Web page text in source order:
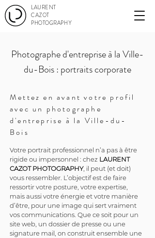
LAURENT
CAZOT
PHOTOGRAPHY
Photographe d'entreprise à la Ville-
du-Bois : portraits corporate
Mettez en avant votre profil
avec un photographe
d'entreprise à la Ville-du-
Bois
Votre portrait professionnel n’a pas à être
rigide ou impersonnel : chez LAURENT
CAZOT PHOTOGRAPHY, il peut (et doit)
vous ressembler. L’objectif est de faire
ressortir votre posture, votre expertise,
mais aussi votre énergie et votre manière
d’être, pour une image qui sert vraiment
vos communications. Que ce soit pour un
site web, un dossier de presse ou une
signature mail, on construit ensemble une